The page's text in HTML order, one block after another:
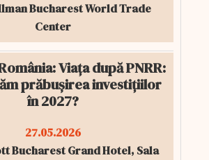
Bucharest World Trade
Center
Viața după PNRR:
prăbușirea investițiilor
în 2027?
27.05.2026
Bucharest Grand Hotel, Sala